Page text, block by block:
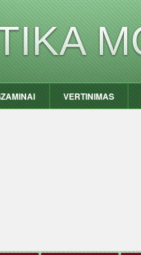
VERTINIMAS